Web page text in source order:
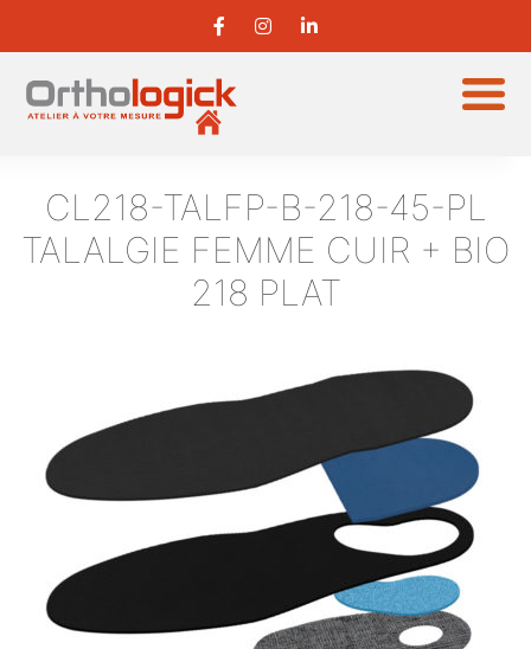
CL218-TALFP-B-218-45-PL
TALALGIE FEMME CUIR + BIO
218 PLAT